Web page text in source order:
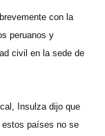
con la
peruanos y
civil en la sede de
Insulza dijo que
estos países no se